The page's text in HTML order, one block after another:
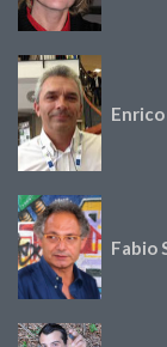
Fabio